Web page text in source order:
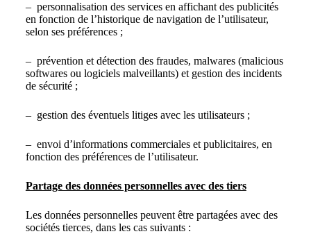
– personnalisation des services en affichant des publicités
en fonction de l’historique de navigation de l’utilisateur,
selon ses préférences ;
– prévention et détection des fraudes, malwares (malicious
softwares ou logiciels malveillants) et gestion des incidents
de sécurité ;
– gestion des éventuels litiges avec les utilisateurs ;
– envoi d’informations commerciales et publicitaires, en
fonction des préférences de l’utilisateur.
Partage des données personnelles avec des tiers
Les données personnelles peuvent être partagées avec des
sociétés tierces, dans les cas suivants :